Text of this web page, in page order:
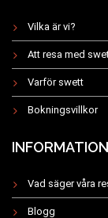
Vilka är vi?
Att resa med
Varför swett
Bokningsvillkor
INFORMATION
Vad säger våra
Blogg